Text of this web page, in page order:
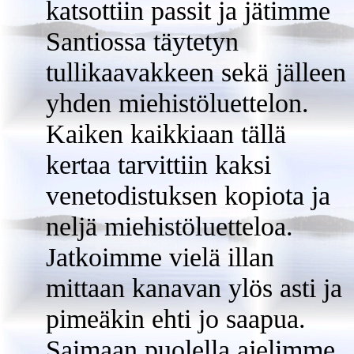
katsottiin passit ja jätimme
Santiossa täytetyn
tullikaavakkeen sekä jälleen
yhden miehistöluettelon.
Kaiken kaikkiaan tällä
kertaa tarvittiin kaksi
venetodistuksen kopiota ja
neljä miehistöluetteloa.
Jatkoimme vielä illan
mittaan kanavan ylös asti ja
pimeäkin ehti jo saapua.